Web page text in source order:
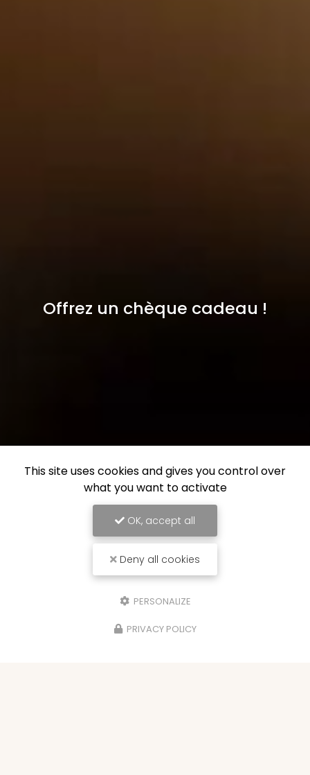
Offrez un chèque cadeau !
This site uses cookies and gives you control over
what you want to activate
OK, accept all
Deny all cookies
PERSONALIZE
PRIVACY POLICY